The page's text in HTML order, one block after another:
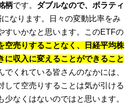
柄です。 ダブルなので、ボラティ
になります。日々の変動比率をみ
すいかなと思います。このETFの
空売りすることなく、日経平均株
に収入に変えることができること
でくれている皆さんのなかには、
して空売りすることは気が引ける
少なくはないのではと思います。